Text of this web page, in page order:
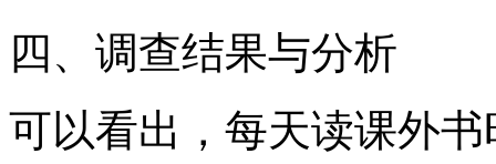
四、调查结果与分析
可以看出，每天读课外